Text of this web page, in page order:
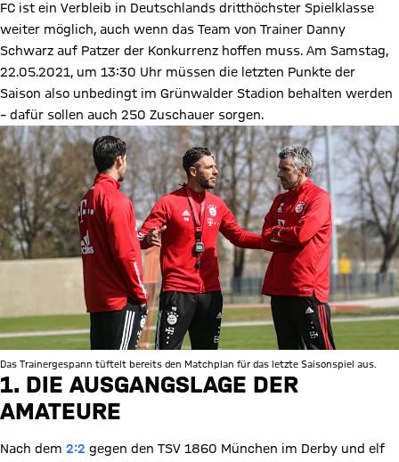
FC ist ein Verbleib in Deutschlands dritthöchster Spielklasse
weiter möglich, auch wenn das Team von Trainer Danny
Schwarz auf Patzer der Konkurrenz hoffen muss. Am Samstag,
22.05.2021, um 13:30 Uhr müssen die letzten Punkte der
Saison also unbedingt im Grünwalder Stadion behalten werden
– dafür sollen auch 250 Zuschauer sorgen.
Das Trainergespann tüftelt bereits den Matchplan für das letzte Saisonspiel aus.
1. DIE AUSGANGSLAGE DER
AMATEURE
Nach dem 2:2 gegen den TSV 1860 München im Derby und elf